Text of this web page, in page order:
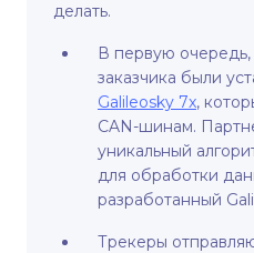
делать.
В первую
заказчика были
Galileosky 7x,
CAN-шинам.
уникальный
для обработки
разработанный
Трекеры